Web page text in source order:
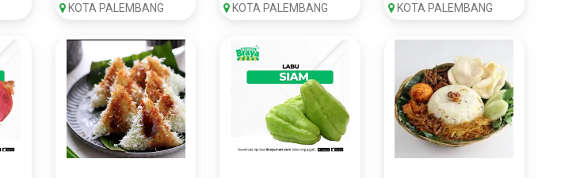
KOTA PALEMBANG
KOTA PALEMBANG
KOTA PALEMBANG